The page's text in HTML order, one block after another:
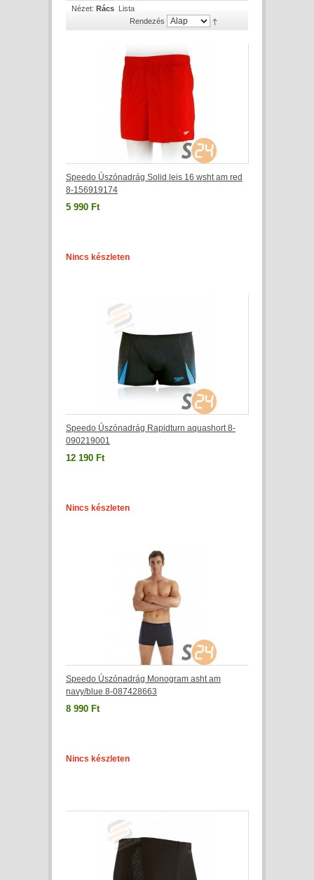
Nézet: Rács Lista
Rendezés
Speedo Úszónadrág Solid leis 16 wsht am red
8-156919174
5 990 Ft
Nincs készleten
Speedo Úszónadrág Rapidturn aquashort 8-
090219001
12 190 Ft
Nincs készleten
Speedo Úszónadrág Monogram asht am
navy/blue 8-087428663
8 990 Ft
Nincs készleten